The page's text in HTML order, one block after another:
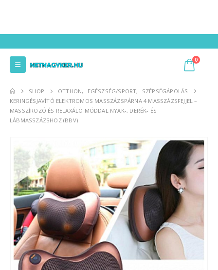
0
SHOP OTTHON, EGÉSZSÉG/SPORT,
SZÉPSÉGÁPOLÁS
KERINGÉSJAVÍTÓ ELEKTROMOS MASSZÁZSPÁRNA 4 MASSZÁZSFEJJEL –
MASSZÍROZÓ ÉS RELAXÁLÓ MÓDDAL NYAK-, DERÉK- ÉS
LÁBMASSZÁZSHOZ (BBV)